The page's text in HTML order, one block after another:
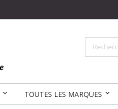
TOUTES LES MARQUES